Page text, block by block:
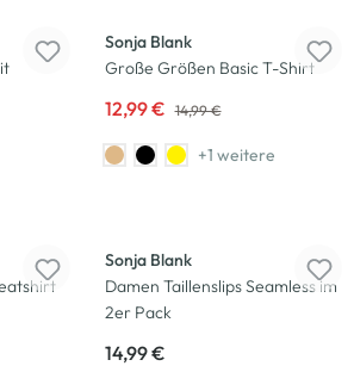
Sonja Blank
Große Größen Basic T-Shirt
12,99 € 14,99 €
+1 weitere
Sonja Blank
Damen Taillenslips Seamless im
2er Pack
14,99 €